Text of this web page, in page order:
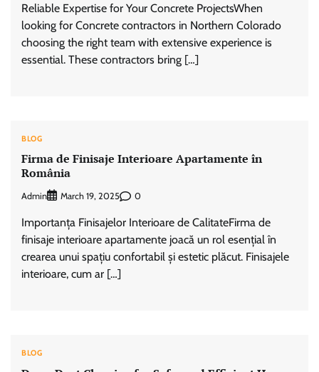
Reliable Expertise for Your Concrete ProjectsWhen
looking for Concrete contractors in Northern Colorado
choosing the right team with extensive experience is
essential. These contractors bring […]
BLOG
Firma de Finisaje Interioare Apartamente în
România
Admin March 19, 2025 0
Importanța Finisajelor Interioare de CalitateFirma de
finisaje interioare apartamente joacă un rol esențial în
crearea unui spațiu confortabil și estetic plăcut. Finisajele
interioare, cum ar […]
BLOG